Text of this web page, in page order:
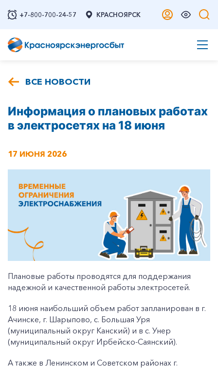
+7-800-700-24-57 КРАСНОЯРСК
ВСЕ НОВОСТИ
Информация о плановых работах
в электросетях на 18 июня
17 ИЮНЯ 2026
Плановые работы проводятся для поддержания
надежной и качественной работы электросетей.
18 июня наибольший объем работ запланирован в г.
Ачинске, г. Шарыпово, с. Большая Уря
(муниципальный округ Канский) и в с. Унер
(муниципальный округ Ирбейско-Саянский).
А также в Ленинском и Советском районах г.